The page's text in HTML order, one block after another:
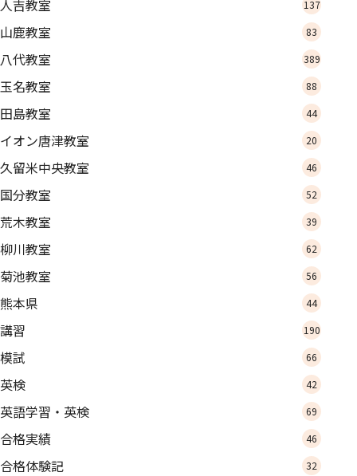
人吉教室 137
山鹿教室 83
八代教室 389
玉名教室 88
田島教室 44
イオン唐津教室 20
久留米中央教室 46
国分教室 52
荒木教室 39
柳川教室 62
菊池教室 56
熊本県 44
講習 190
模試 66
英検 42
英語学習・英検 69
合格実績 46
合格体験記 32